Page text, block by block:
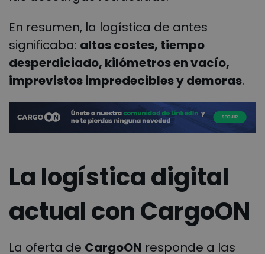
En resumen, la logística de antes
significaba: altos costes, tiempo
desperdiciado, kilómetros en vacío,
imprevistos impredecibles y demoras.
La logística digital
actual con CargoON
La oferta de CargoON responde a las